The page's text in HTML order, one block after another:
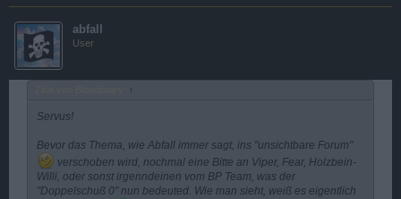
abfall
User
↑
Servus!
Bevor das Thema, wie Abfall immer sagt, ins "unsichtbare Forum"
verschoben wird, nochmal eine Bitte an Viper, Fear, Holzbein-
Willi, oder sonst irgenndeinen vom BP Team, was der
"Doppelschuß 0" nun bedeuted. Wie man sieht, weiß es eigentlich